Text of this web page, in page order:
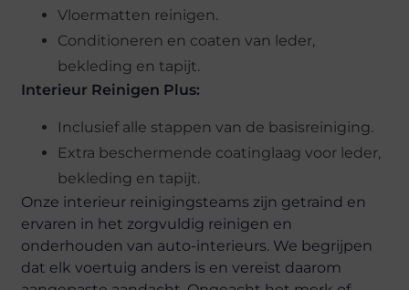
Vloermatten reinigen.
Conditioneren en coaten van leder,
bekleding en tapijt.
Interieur Reinigen Plus:
Inclusief alle stappen van de basisreiniging.
Extra beschermende coatinglaag voor leder,
bekleding en tapijt.
Onze interieur reinigingsteams zijn getraind en
ervaren in het zorgvuldig reinigen en
onderhouden van auto-interieurs. We begrijpen
dat elk voertuig anders is en vereist daarom